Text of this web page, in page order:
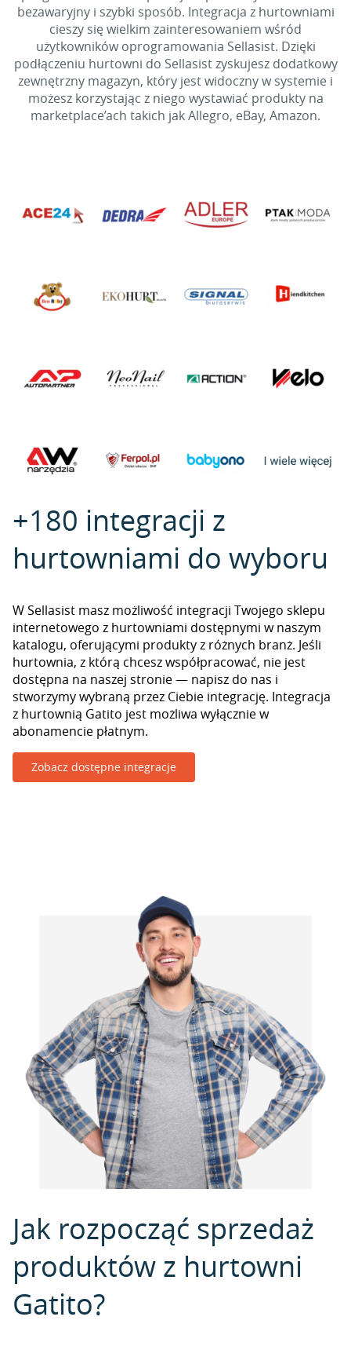
bezawaryjny i szybki sposób. Integracja z hurtowniami
cieszy się wielkim zainteresowaniem wśród
użytkowników oprogramowania Sellasist. Dzięki
podłączeniu hurtowni do Sellasist zyskujesz dodatkowy
zewnętrzny magazyn, który jest widoczny w systemie i
możesz korzystając z niego wystawiać produkty na
marketplace’ach takich jak Allegro, eBay, Amazon.
+180 integracji z
hurtowniami do wyboru
W Sellasist masz możliwość integracji Twojego sklepu
internetowego z hurtowniami dostępnymi w naszym
katalogu, oferującymi produkty z różnych branż. Jeśli
hurtownia, z którą chcesz współpracować, nie jest
dostępna na naszej stronie — napisz do nas i
stworzymy wybraną przez Ciebie integrację. Integracja
z hurtownią Gatito jest możliwa wyłącznie w
abonamencie płatnym.
Zobacz dostępne integracje
Jak rozpocząć sprzedaż
produktów z hurtowni
Gatito?